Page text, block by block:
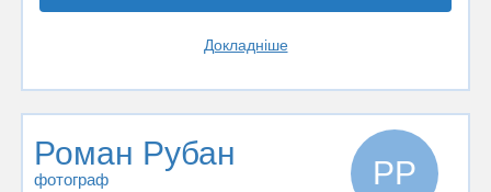
Докладніше
Роман Рубан
фотограф РР